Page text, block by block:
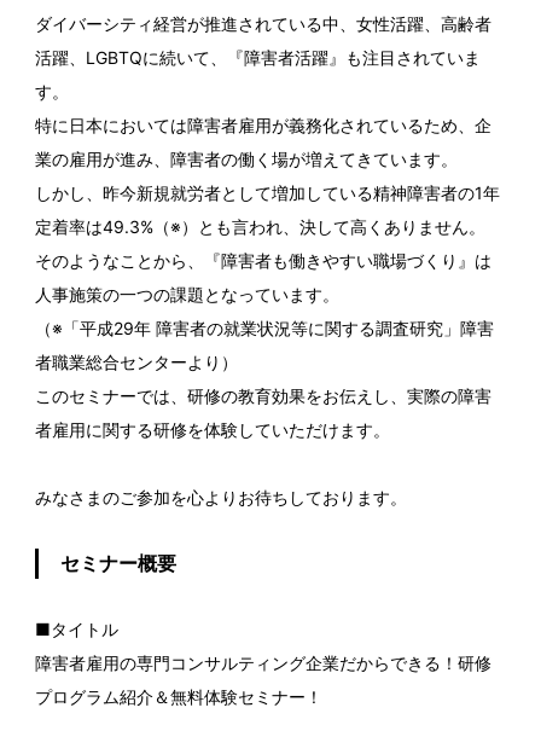
ダイバーシティ経営が推進されている中、女性活躍、高齢者
活躍、LGBTQに続いて、『障害者活躍』も注目されていま
す。
特に日本においては障害者雇用が義務化されているため、企
業の雇用が進み、障害者の働く場が増えてきています。
しかし、昨今新規就労者として増加している精神障害者の1年
定着率は49.3%（※）とも言われ、決して高くありません。
そのようなことから、『障害者も働きやすい職場づくり』は
人事施策の一つの課題となっています。
（※「平成29年 障害者の就業状況等に関する調査研究」障害
者職業総合センターより）
このセミナーでは、研修の教育効果をお伝えし、実際の障害
者雇用に関する研修を体験していただけます。
みなさまのご参加を心よりお待ちしております。
セミナー概要
■タイトル
障害者雇用の専門コンサルティング企業だからできる！研修
プログラム紹介＆無料体験セミナー！